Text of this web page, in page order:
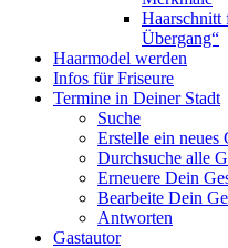
Haarschnitt
Übergang“
Haarmodel werden
Infos für Friseure
Termine in Deiner Stadt
Suche
Erstelle ein neues
Durchsuche alle
Erneuere Dein
Bearbeite Dein
Antworten
Gastautor